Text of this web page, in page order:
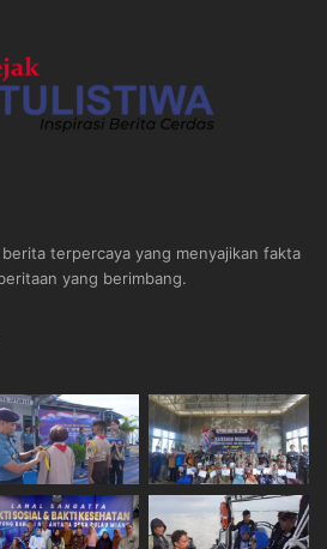
terpercaya yang menyajikan fakta
yang berimbang.